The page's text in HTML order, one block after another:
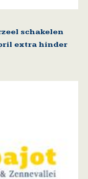
schakelen
extra hinder